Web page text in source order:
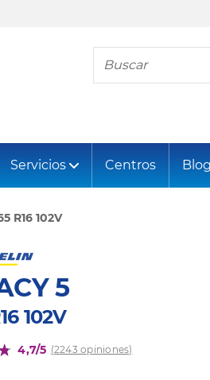
Busca tu
Servicios Centros Blog
R16 102V
5
102V
4,7/5 (2243 opiniones)